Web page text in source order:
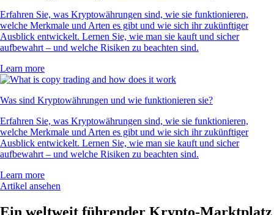
Erfahren Sie, was Kryptowährungen sind, wie sie funktionieren,
welche Merkmale und Arten es gibt und wie sich ihr zukünftiger
Ausblick entwickelt. Lernen Sie, wie man sie kauft und sicher
aufbewahrt – und welche Risiken zu beachten sind.
Learn more
Was sind Kryptowährungen und wie funktionieren sie?
Erfahren Sie, was Kryptowährungen sind, wie sie funktionieren,
welche Merkmale und Arten es gibt und wie sich ihr zukünftiger
Ausblick entwickelt. Lernen Sie, wie man sie kauft und sicher
aufbewahrt – und welche Risiken zu beachten sind.
Learn more
Artikel ansehen